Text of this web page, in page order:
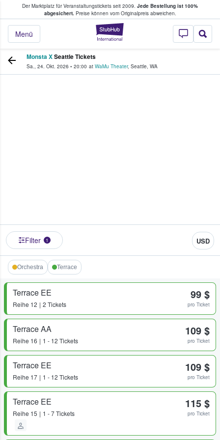
Der Marktplatz für Veranstaltungstickets seit 2009. Jede Bestellung ist 100%
abgesichert.Preise können vom Originalpreis abweichen.
StubHub - Wo
Menü
Tickets kaufen & verkaufen
Monsta XSeattle Tickets
Sa., 24. Okt. 2026 • 20:00 at WaMu Theater, Seattle, WA
Filter 1 USD
Orchestra Terrace
Terrace EE
Reihe 12 2 Tickets
99 $
pro Ticket
Terrace AA
Reihe 16 1 - 12 Tickets
109 $
pro Ticket
Terrace EE
Reihe 17 1 - 12 Tickets
109 $
pro Ticket
Terrace EE
Reihe 15 1 - 7 Tickets
115 $
pro Ticket